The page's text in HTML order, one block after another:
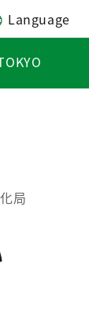
Language
局